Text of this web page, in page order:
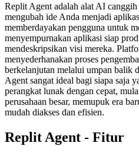
Replit Agent adalah alat AI
mengubah ide Anda menjadi
memberdayakan pengguna untuk
menyempurnakan aplikasi siap
mendeskripsikan visi mereka.
menyederhanakan proses
berkelanjutan melalui umpan balik
Agent sangat ideal bagi siapa saja
perangkat lunak dengan cepat,
perusahaan besar, memupuk era
mudah diakses dan efisien.
Replit Agent - Fitur